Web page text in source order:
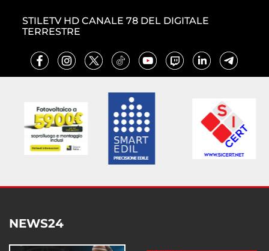
STILETV HD CANALE 78 DEL DIGITALE
TERRESTRE
NEWS24